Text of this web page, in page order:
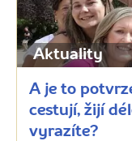
Aktuality
A je to
cestují, žijí
vyrazíte?